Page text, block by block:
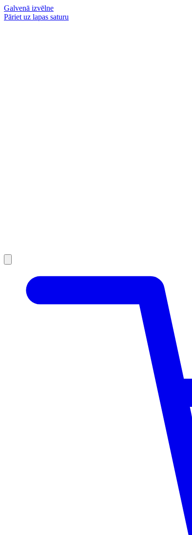
Galvenā izvēlne
Pāriet uz lapas saturu